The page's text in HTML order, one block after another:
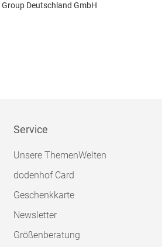
Deutschland GmbH
Service
Unsere ThemenWelten
dodenhof Card
Geschenkkarte
Newsletter
Größenberatung